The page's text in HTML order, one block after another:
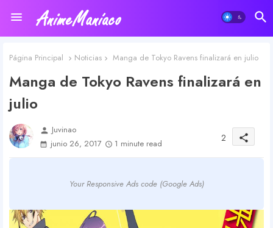
Página Principal Noticias Manga de Tokyo Ravens finalizará en julio
Manga de Tokyo Ravens finalizará en
julio
person Juvinao
junio 26, 2017
1 minute read 2 share
Your Responsive Ads code (Google Ads)